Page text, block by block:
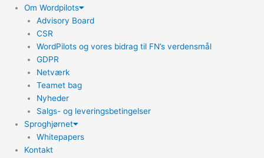
Om Wordpilots
Advisory Board
CSR
WordPilots og vores bidrag til FN’s verdensmål
GDPR
Netværk
Teamet bag
Nyheder
Salgs- og leveringsbetingelser
Sproghjørnet
Whitepapers
Kontakt